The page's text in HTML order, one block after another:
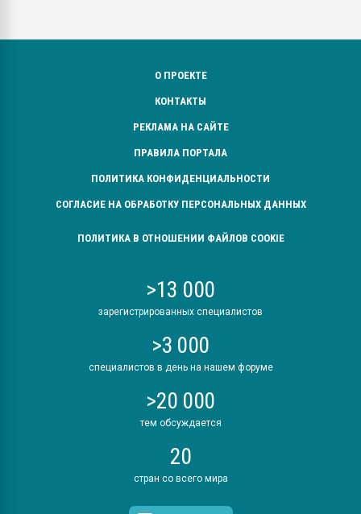
О ПРОЕКТЕ
КОНТАКТЫ
РЕКЛАМА НА САЙТЕ
ПРАВИЛА ПОРТАЛА
ПОЛИТИКА КОНФИДЕНЦИАЛЬНОСТИ
СОГЛАСИЕ НА ОБРАБОТКУ ПЕРСОНАЛЬНЫХ ДАННЫХ
ПОЛИТИКА В ОТНОШЕНИИ ФАЙЛОВ COOKIE
>13 000
зарегистрированных специалистов
>3 000
специалистов в день на нашем форуме
>20 000
тем обсуждается
20
стран со всего мира